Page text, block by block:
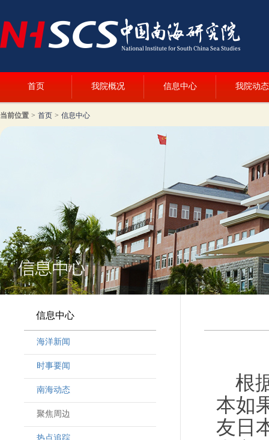
首页 我院概况 信息中心 我院动态
当前位置 > 首页 > 信息中心
信息中心
海洋新闻
时事要闻
南海动态
聚焦周边
热点追踪
根
本如
友日